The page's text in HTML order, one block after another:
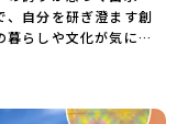
ださい。申込後の内容
スの入力間違いにご
性2～4名程度)で宿泊
いて個別の詳細なア
ざいます。対応が必
トリータイプの2段ベ
【旅行代金】無料※旅
料となります・宿泊
・体験費用・一部の食
・集合場所までの往
などの個人的費用【募
ない体験を五感をフル
、農業から宇宙まで
ただ教室の机に座っ
最先端の宇宙科学ま
地域探究」の授業
、自分を研ぎ澄ます創
らしや文化が気にな
将来の可能性をもっ
味がある！」そんな
留学」は、日本全国